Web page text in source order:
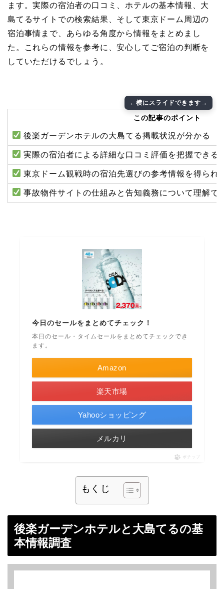
ます。実際の宿泊者の口コミ、ホテルの基本情報、大
島てるサイトでの検索結果、そして東京ドーム周辺の
宿泊事情まで、あらゆる角度から情報をまとめまし
た。これらの情報を参考に、安心してご宿泊の判断を
していただけるでしょう。
この記事のポイント
後楽ガーデンホテルの大島てる掲載状況が分かる
実際の宿泊者による詳細な口コミ評価を把握できる
東京ドーム観戦時の宿泊先選びの参考情報を得られ
事故物件サイトの仕組みと告知義務について理解で
今日のセールをまとめてチェック！
本日のセール・タイムセールをまとめてチェックでき
ます。
Amazon
楽天市場
Yahooショッピング
メルカリ
ポチップ
もくじ
後楽ガーデンホテルと大島てるの基
本情報調査